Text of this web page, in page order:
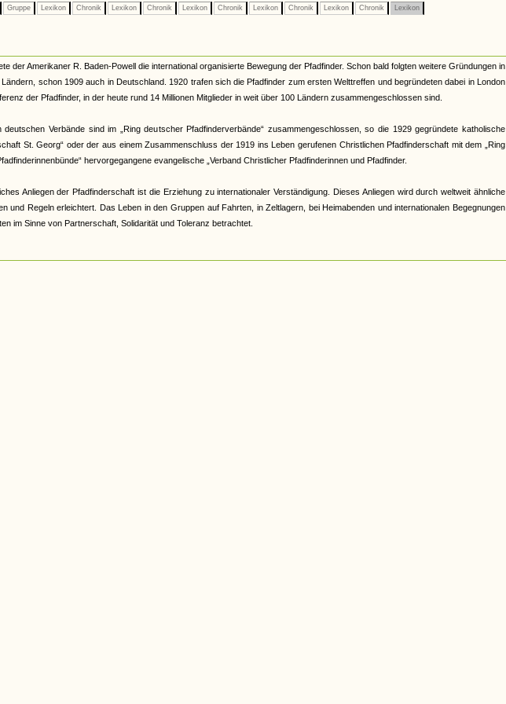
Gruppe Lexikon Chronik Lexikon Chronik Lexikon Chronik Lexikon Chronik Lexikon Chronik Lexikon
der Amerikaner R. Baden-Powell die international organisierte Bewegung der Pfadfinder. Schon bald folgten weitere Gründungen in
schon 1909 auch in Deutschland. 1920 trafen sich die Pfadfinder zum ersten Welttreffen und begründeten dabei in London
der Pfadfinder, in der heute rund 14 Millionen Mitglieder in weit über 100 Ländern zusammengeschlossen sind.
deutschen Verbände sind im „Ring deutscher Pfadfinderverbände“ zusammengeschlossen, so die 1929 gegründete katholische
St. Georg“ oder der aus einem Zusammenschluss der 1919 ins Leben gerufenen Christlichen Pfadfinderschaft mit dem „Ring
hervorgegangene evangelische „Verband Christlicher Pfadfinderinnen und Pfadfinder.
Anliegen der Pfadfinderschaft ist die Erziehung zu internationaler Verständigung. Dieses Anliegen wird durch weltweit ähnliche
und Regeln erleichtert. Das Leben in den Gruppen auf Fahrten, in Zeltlagern, bei Heimabenden und internationalen Begegnungen
im Sinne von Partnerschaft, Solidarität und Toleranz betrachtet.